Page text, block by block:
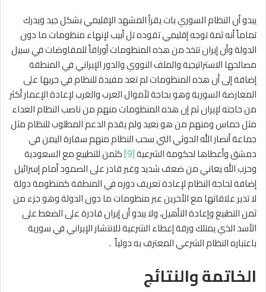
يبدو أن النظام السوري بات يقرأ المشهد الإقليمي بشكل جيد ويدرك
تماماً أنه ثمة توجه إقليمي تقوده تل أبيب لإنهاء منظومات ما دون
الدولة وأن إيران تتخذ من هذه المنظومات أوراقاً للمفاوضات في سبيل
مصالحها الاستراتيجية والملف النووي والدور الإيراني في المنطقة
إضافة إلى أن هذه المنظومات لم تعد مفيدة للنظام في حربها على
المعارضة السورية وهو بحاجة لأموال العرب والغرب لإعادة الإعمار أكثر
من حاجته لإيران ثم إن هذه المنظومات منهم من ناصب النظام العداء
مثل حماس ومنهم من هو بعيد ولم يقدم الدعم المطلوب للنظام مثل
جماعة أنصار الله الحوثي التي سحب النظام منهم سفارة اليمن في
دمشق وأعطاها لحكومة الشرعية[9] كثمن للتطبيع مع السعودية
وحزب الله يعاني من ضعف شديد وغير قادر على الصمود أمام إسرائيل
إضافة لحاجة النظام لإعادة تعريف دوره في المنطقة كمنظومة دولة
لا تدير علاقاتها مع الأخرين عبر منظومات ما دون الدولة وهو جزء من
ثمن التطبيع وإعادة التأهيل، ولا يبدو أن إيران قادرة على الضغط على
الأسد الذي يمتلك ورقة إعطاء الشرعية للانتشار الإيراني في سورية
باعتباره النظام الشرعي المعترف به دولياً .
الخاتمة والنتائج